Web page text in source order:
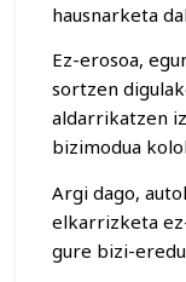
hausnarketa
Ez-erosoa,
sortzen
aldarrikatzen
bizimodua
Argi dago,
elkarrizketa
gure bizi-